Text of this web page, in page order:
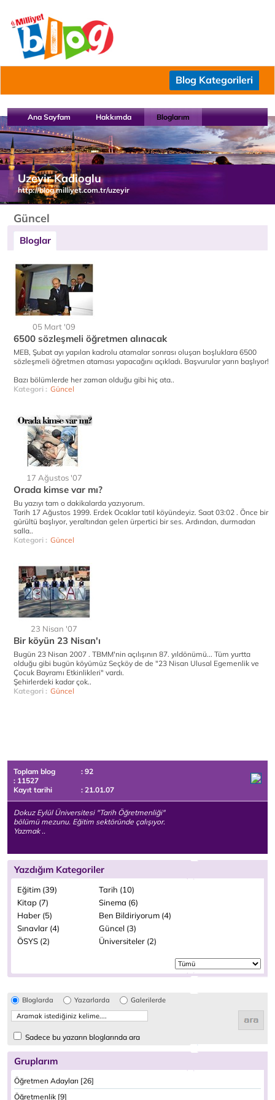
Blog Kategorileri
Ana Sayfam Hakkımda Bloglarım
Uzeyir Kadioglu
http://blog.milliyet.com.tr/uzeyir
Güncel
Bloglar
05 Mart '09
6500 sözleşmeli öğretmen alınacak
MEB, Şubat ayı yapılan kadrolu atamalar sonrası oluşan boşluklara 6500
sözleşmeli öğretmen ataması yapacağını açıkladı. Başvurular yarın başlıyor!
Bazı bölümlerde her zaman olduğu gibi hiç ata..
Kategori : Güncel
17 Ağustos '07
Orada kimse var mı?
Bu yazıyı tam o dakikalarda yazıyorum.
Tarih 17 Ağustos 1999. Erdek Ocaklar tatil köyündeyiz. Saat 03:02 . Önce bir
gürültü başlıyor, yeraltından gelen ürpertici bir ses. Ardından, durmadan
salla..
Kategori : Güncel
23 Nisan '07
Bir köyün 23 Nisan'ı
Bugün 23 Nisan 2007 . TBMM'nin açılışının 87. yıldönümü... Tüm yurtta
olduğu gibi bugün köyümüz Seçköy de de "23 Nisan Ulusal Egemenlik ve
Çocuk Bayramı Etkinlikleri" vardı.
Şehirlerdeki kadar çok..
Kategori : Güncel
Toplam blog
: 92
: 11527
Kayıt tarihi
: 21.01.07
Dokuz Eylül Üniversitesi "Tarih Öğretmenliği"
bölümü mezunu. Eğitim sektöründe çalışıyor.
Yazmak ..
Yazdığım Kategoriler
Eğitim (39)
Tarih (10)
Kitap (7)
Sinema (6)
Haber (5)
Ben Bildiriyorum (4)
Sınavlar (4)
Güncel (3)
ÖSYS (2)
Üniversiteler (2)
Bloglarda Yazarlarda Galerilerde
Sadece bu yazarın bloglarında ara
Gruplarım
Öğretmen Adayları [26]
Öğretmenlik [9]